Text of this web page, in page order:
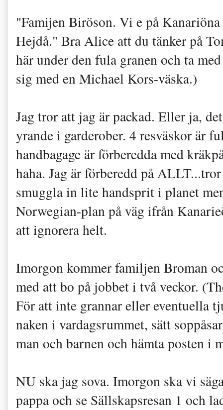
"Famijen Biröson. Vi e på
Hejdå." Bra Alice att du tänker på
här under den fula granen och ta
sig med en Michael Kors-väska.)
Jag tror att jag är packad. Eller ja,
yrande i garderober. 4 resväskor är
handbagage är förberedda med
haha. Jag är förberedd på
smuggla in lite handsprit i planet
Norwegian-plan på väg ifrån
att ignorera helt.
Imorgon kommer familjen Broman
med att bo på jobbet i två veckor.
För att inte grannar eller eventuella
naken i vardagsrummet, sätt
man och barnen och hämta posten i
NU ska jag sova. Imorgon ska vi
pappa och se Sällskapsresan 1 och